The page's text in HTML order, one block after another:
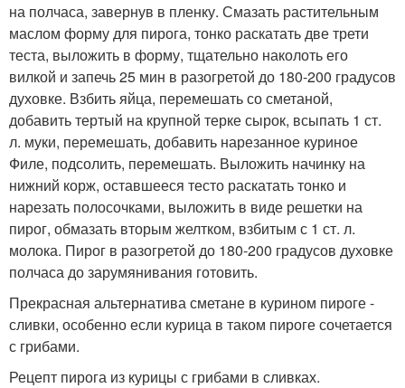
на полчаса, завернув в пленку. Смазать растительным
маслом форму для пирога, тонко раскатать две трети
теста, выложить в форму, тщательно наколоть его
вилкой и запечь 25 мин в разогретой до 180-200 градусов
духовке. Взбить яйца, перемешать со сметаной,
добавить тертый на крупной терке сырок, всыпать 1 ст.
л. муки, перемешать, добавить нарезанное куриное
Филе, подсолить, перемешать. Выложить начинку на
нижний корж, оставшееся тесто раскатать тонко и
нарезать полосочками, выложить в виде решетки на
пирог, обмазать вторым желтком, взбитым с 1 ст. л.
молока. Пирог в разогретой до 180-200 градусов духовке
полчаса до зарумянивания готовить.
Прекрасная альтернатива сметане в курином пироге -
сливки, особенно если курица в таком пироге сочетается
с грибами.
Рецепт пирога из курицы с грибами в сливках.